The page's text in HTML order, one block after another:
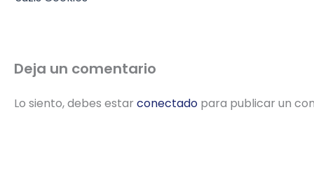
Deja un comentario
Lo siento, debes estar conectado para publicar un